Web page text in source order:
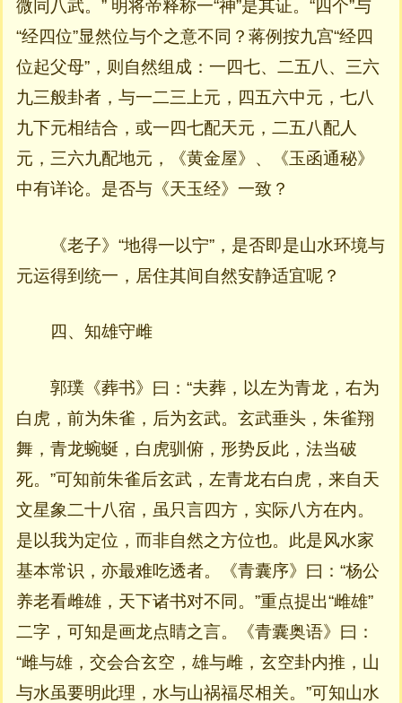
微同八武。” 明将帝释称一“神”是其证。“四个”与
“经四位”显然位与个之意不同？蒋例按九宫“经四
位起父母”，则自然组成：一四七、二五八、三六
九三般卦者，与一二三上元，四五六中元，七八
九下元相结合，或一四七配天元，二五八配人
元，三六九配地元，《黄金屋》、《玉函通秘》
中有详论。是否与《天玉经》一致？
《老子》“地得一以宁”，是否即是山水环境与
元运得到统一，居住其间自然安静适宜呢？
四、知雄守雌
郭璞《葬书》曰：“夫葬，以左为青龙，右为
白虎，前为朱雀，后为玄武。玄武垂头，朱雀翔
舞，青龙蜿蜒，白虎驯俯，形势反此，法当破
死。”可知前朱雀后玄武，左青龙右白虎，来自天
文星象二十八宿，虽只言四方，实际八方在内。
是以我为定位，而非自然之方位也。此是风水家
基本常识，亦最难吃透者。《青囊序》曰：“杨公
养老看雌雄，天下诸书对不同。”重点提出“雌雄”
二字，可知是画龙点睛之言。《青囊奥语》曰：
“雌与雄，交会合玄空，雄与雌，玄空卦内推，山
与水虽要明此理，水与山祸福尽相关。”可知山水